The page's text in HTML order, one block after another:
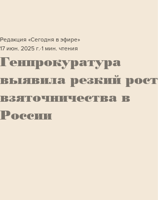
Генпрокуратура
выявила резкий рост
взяточничества в
России
Редакция «Сегодня в эфире»
17 июн. 2025 г. 1 мин. чтения